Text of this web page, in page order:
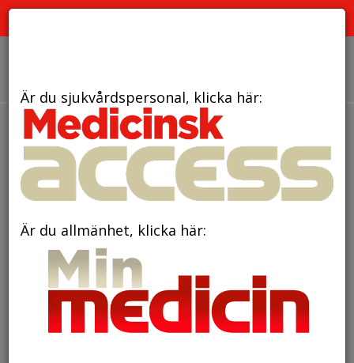
den 4 maj 2026
Mistelextrakt ger ingen
effekt för svårt sjuka med
bukspottkörtelcancer
Är du sjukvårdspersonal, klicka här:
Är du allmänhet, klicka här: